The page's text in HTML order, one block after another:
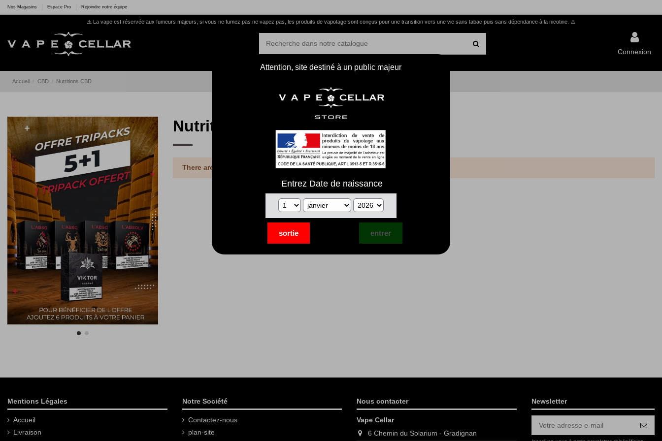
Attention, site destiné à un public majeur
Entrez Date de naissance
Nos Magasins Espace Pro Rejoindre notre équipe
⚠️ La vape est réservée aux fumeurs majeurs, si vous ne fumez pas ne vapez pas, les produits de vapotage sont conçus pour une transition vers une vie sans tabac puis sans dépendance à la nicotine. ⚠️
Connexion
Accueil CBD Nutritions CBD
Nutritions CBD
There are no products.
Mentions Légales
Accueil
Livraison
Notre Société
Contactez-nous
plan-site
Nous contacter
Vape Cellar
6 Chemin du Solarium - Gradignan
Newsletter